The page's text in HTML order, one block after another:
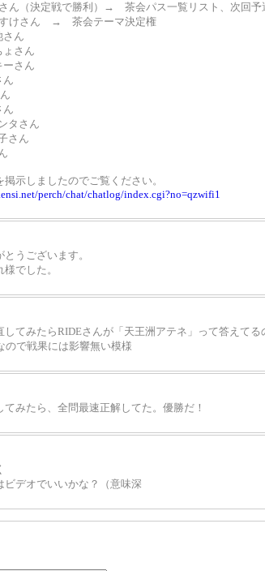
ん（決定戦で勝利）→ 茶会パス一覧リスト、次回予
すけさん → 茶会テーマ決定権
さん
ょさん
ーさん
ん
ん
タさん
さん
掲示しましたのでご覧ください。
perch/chat/chatlog/index.cgi?no=qzwifi1
うございます。
でした。
してみたらRIDEさんが「天王洲アテネ」って答えて
ので戦果には影響無い模様
てみたら、全問最速正解してた。優勝だ！
ビデオでいいかな？（意味深